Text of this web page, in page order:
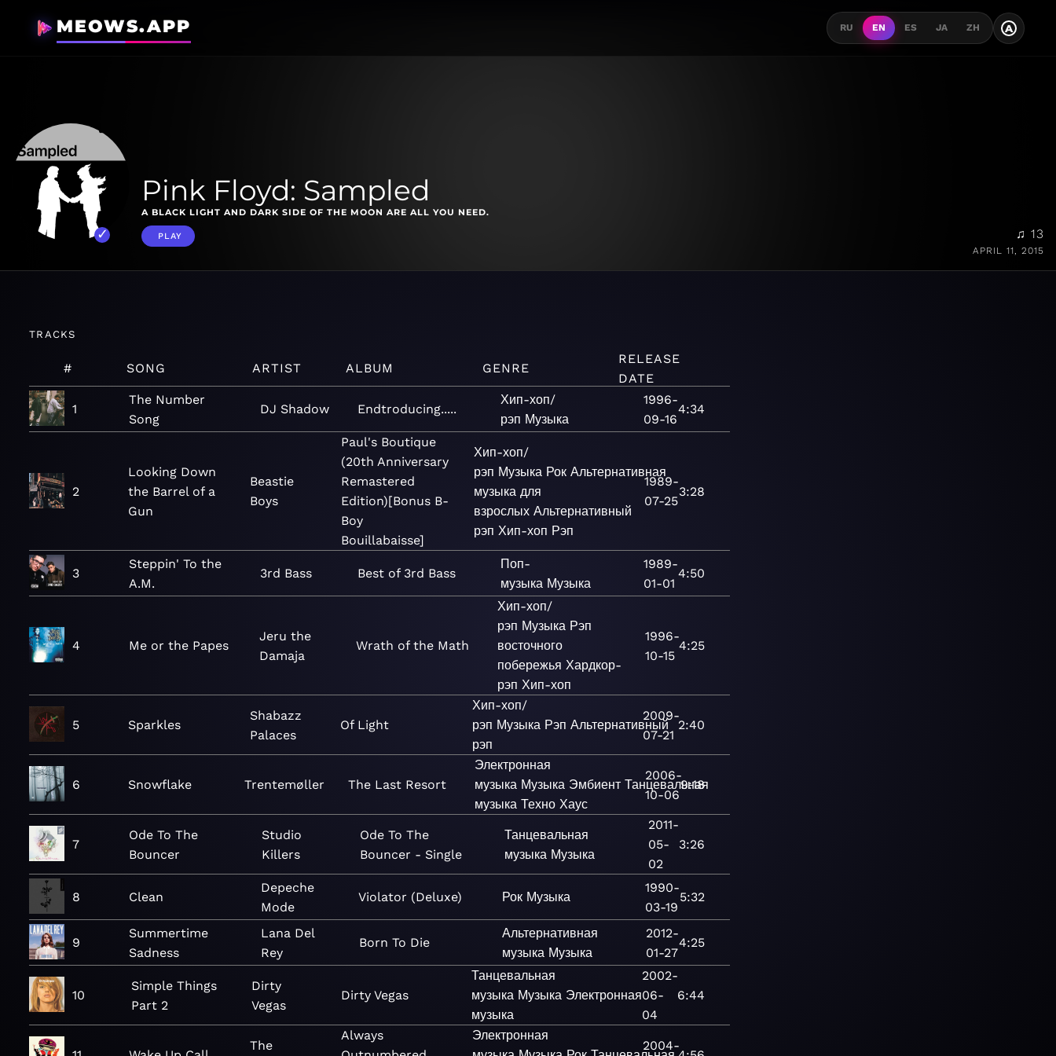
MEOWS.APP RU EN ES JA ZH A
Pink Floyd: Sampled
A BLACK LIGHT AND DARK SIDE OF THE MOON ARE ALL YOU NEED.
PLAY ♫ 13
APRIL 11, 2015
TRACKS
# SONG ARTIST ALBUM GENRE
RELEASE
DATE
1
The Number
Song
DJ Shadow Endtroducing.....
Хип-хоп/
рэп Музыка
1996-
09-16
4:34
2
Looking Down
the Barrel of a
Gun
Beastie
Boys
Paul's Boutique
(20th Anniversary
Remastered
Edition)[Bonus B-
Boy
Bouillabaisse]
Хип-хоп/
рэп Музыка Рок Альтернативная
музыка для
взрослых Альтернативный
рэп Хип-хоп Рэп
1989-
07-25
3:28
3
Steppin' To the
A.M.
3rd Bass Best of 3rd Bass
Поп-
музыка Музыка
1989-
01-01
4:50
4 Me or the Papes
Jeru the
Damaja
Wrath of the Math
Хип-хоп/
рэп Музыка Рэп
восточного
побережья Хардкор-
рэп Хип-хоп
1996-
10-15
4:25
5 Sparkles
Shabazz
Palaces
Of Light
Хип-хоп/
рэп Музыка Рэп Альтернативный
рэп
2009-
07-21
2:40
6 Snowflake Trentemøller The Last Resort
Электронная
музыка Музыка Эмбиент Танцевальная
музыка Техно Хаус
2006-
10-06
9:18
7
Ode To The
Bouncer
Studio
Killers
Ode To The
Bouncer - Single
Танцевальная
музыка Музыка
2011-
05-
02
3:26
8 Clean
Depeche
Mode
Violator (Deluxe) Рок Музыка
1990-
03-19
5:32
9
Summertime
Sadness
Lana Del
Rey
Born To Die
Альтернативная
музыка Музыка
2012-
01-27
4:25
10
Simple Things
Part 2
Dirty
Vegas
Dirty Vegas
Танцевальная
музыка Музыка Электронная
музыка
2002-
06-
04
6:44
The
Always
Электронная
2004-